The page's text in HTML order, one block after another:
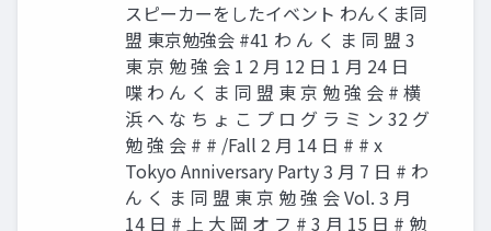
スピーカーをしたイベント わんくま同
盟 東京勉強会 #41 わ ん く ま 同 盟 3
東 京 勉 強 会 1 2 月 12 日 1 月 24 日
喋 わ ん く ま 同 盟 東 京 勉 強 会 # 横
浜 へ な ち ょ こ プ ロ グ ラ ミ ン 32 グ
勉 強 会 # # /Fall 2 月 14 日 # # x
Tokyo Anniversary Party 3 月 7 日 # わ
ん く ま 同 盟 東 京 勉 強 会 Vol. 3 月
14 日 # 上 大 岡 オ フ # 3 月 15 日 # 勉